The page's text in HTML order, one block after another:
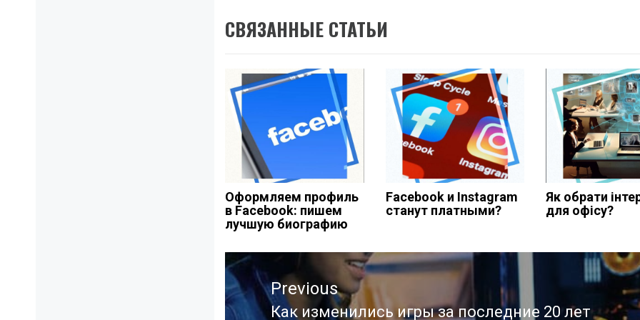
СВЯЗАННЫЕ СТАТЬИ
Оформляем профиль
в Facebook: пишем
лучшую биографию
Facebook и Instagram
станут платными?
Як обрати
для офісу?
Навигация
по
Previous
Previous
Как изменились игры за последние 20 лет